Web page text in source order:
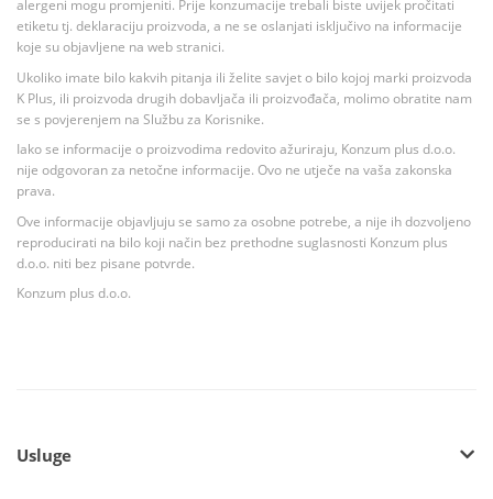
alergeni mogu promjeniti. Prije konzumacije trebali biste uvijek pročitati
etiketu tj. deklaraciju proizvoda, a ne se oslanjati isključivo na informacije
koje su objavljene na web stranici.
Ukoliko imate bilo kakvih pitanja ili želite savjet o bilo kojoj marki proizvoda
K Plus, ili proizvoda drugih dobavljača ili proizvođača, molimo obratite nam
se s povjerenjem na Službu za Korisnike.
Iako se informacije o proizvodima redovito ažuriraju, Konzum plus d.o.o.
nije odgovoran za netočne informacije. Ovo ne utječe na vaša zakonska
prava.
Ove informacije objavljuju se samo za osobne potrebe, a nije ih dozvoljeno
reproducirati na bilo koji način bez prethodne suglasnosti Konzum plus
d.o.o. niti bez pisane potvrde.
Konzum plus d.o.o.
Usluge